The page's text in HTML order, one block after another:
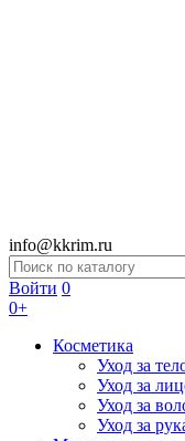
info@kkrim.ru
Войти 0
0+
Косметика
Уход за
Уход за
Уход за
Уход за